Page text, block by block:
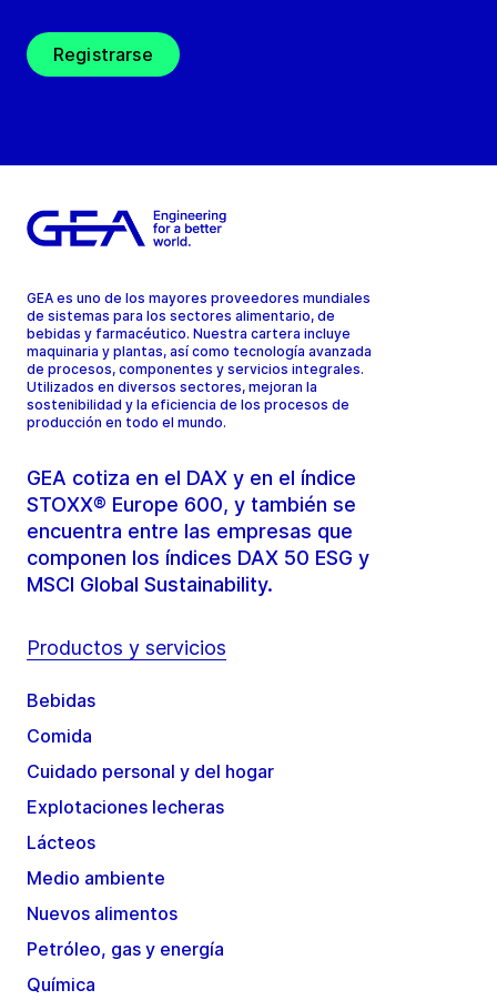
Registrarse
GEA es uno de los mayores proveedores mundiales
de sistemas para los sectores alimentario, de
bebidas y farmacéutico. Nuestra cartera incluye
maquinaria y plantas, así como tecnología avanzada
de procesos, componentes y servicios integrales.
Utilizados en diversos sectores, mejoran la
sostenibilidad y la eficiencia de los procesos de
producción en todo el mundo.
GEA cotiza en el DAX y en el índice
STOXX® Europe 600, y también se
encuentra entre las empresas que
componen los índices DAX 50 ESG y
MSCI Global Sustainability.
Productos y servicios
Bebidas
Comida
Cuidado personal y del hogar
Explotaciones lecheras
Lácteos
Medio ambiente
Nuevos alimentos
Petróleo, gas y energía
Química